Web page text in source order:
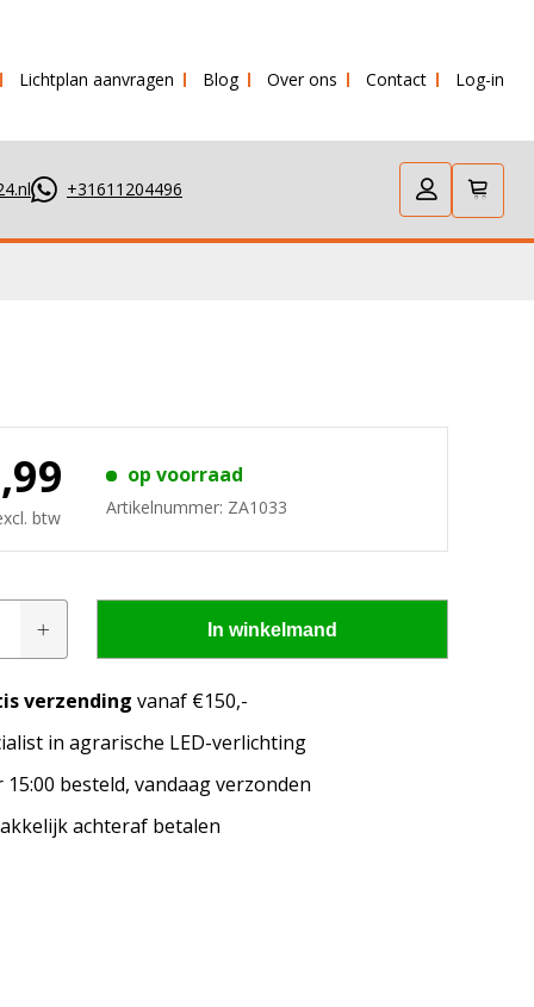
verstuurd!
Lichtplan aanvragen Blog Over ons Contact Log-in
+31611204496
passen op mijn
model en het bouwjaar van jouw trekker en
btw
op voorraad
Artikelnummer: ZA1033
In winkelmand
verzending vanaf €150,-
in agrarische LED-verlichting
15:00 besteld, vandaag verzonden
achteraf betalen